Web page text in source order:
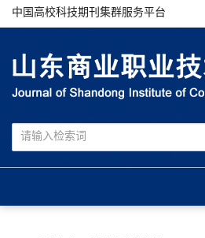
中国高校科技期刊集群服务平台